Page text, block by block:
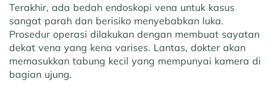
Terakhir, ada bedah endoskopi vena untuk kasus
sangat parah dan berisiko menyebabkan luka.
Prosedur operasi dilakukan dengan membuat sayatan
dekat vena yang kena varises. Lantas, dokter akan
memasukkan tabung kecil yang mempunyai kamera di
bagian ujung.